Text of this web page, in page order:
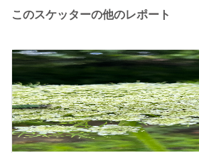
このスケッターの他のレポート